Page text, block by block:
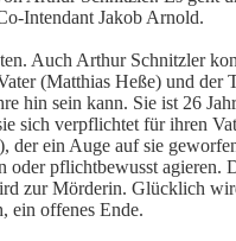
Intendant Jakob Arnold.
Auch Arthur Schnitzler
(Matthias Heße) und der
hin sein kann. Sie ist 26
sich verpflichtet für ihren
ein Auge auf sie
pflichtbewusst agieren.
zur Mörderin. Glücklich
ein offenes Ende.